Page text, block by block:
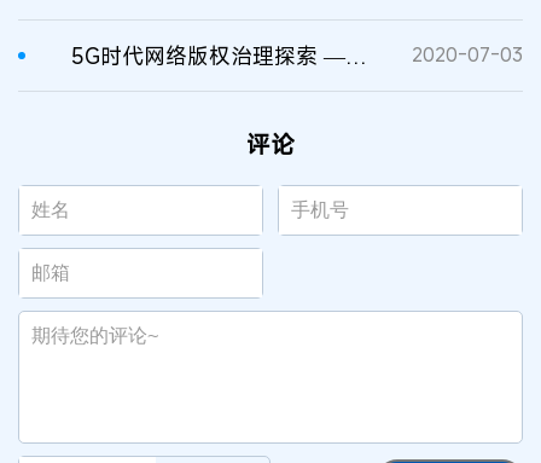
5G时代网络版权治理探索 ——以网络服务提供者为中心的治理新思路 2020-07-03
评论